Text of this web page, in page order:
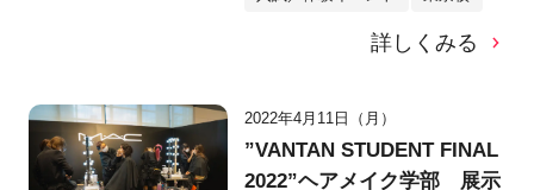
詳しくみる
2022年4月11日（月）
”VANTAN STUDENT FINAL
2022”ヘアメイク学部 展示